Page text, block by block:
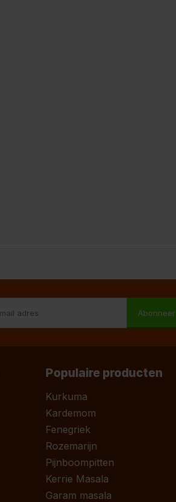
Abonneer
Populaire producten
Kurkuma
Kardemom
Fenegriek
Rozemarijn
Pijnboompitten
Kerrie Masala
Garam masala